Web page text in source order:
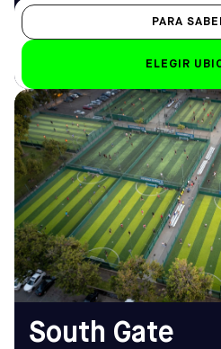
PARA
ELEGIR
9599 Pinehurst Avenue,
Gate, CA
Cómo
(323) 923-4650
southgate@sofive.com
South Gate